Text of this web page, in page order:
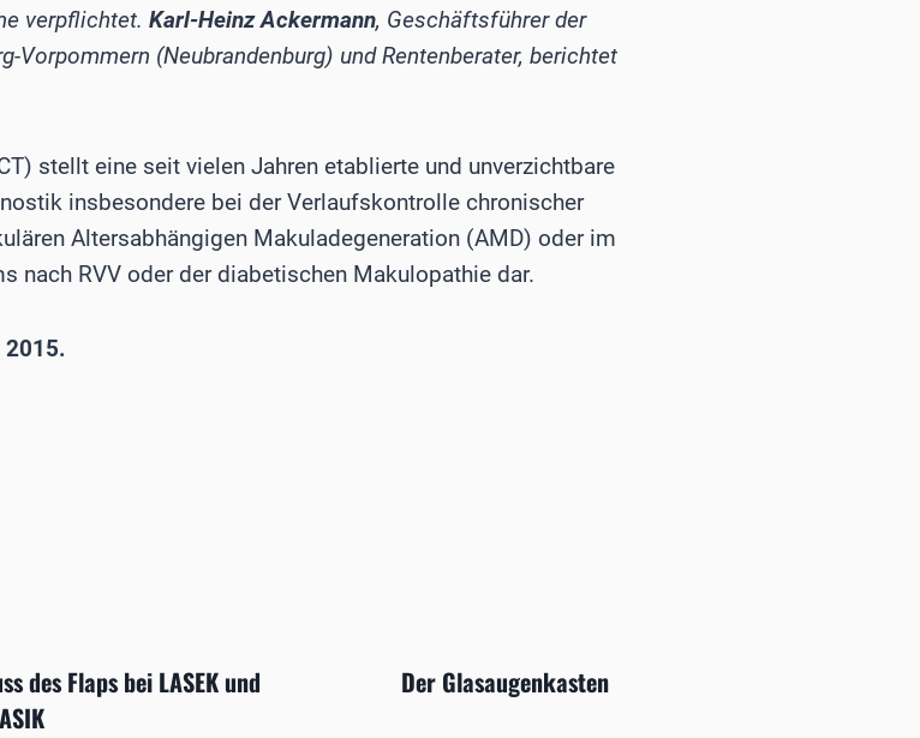
verpflichtet. Karl-Heinz Ackermann, Geschäftsführer der
Vorpommern (Neubrandenburg) und Rentenberater, berichtet
stellt eine seit vielen Jahren etablierte und unverzichtbare
insbesondere bei der Verlaufskontrolle chronischer
Altersabhängigen Makuladegeneration (AMD) oder im
nach RVV oder der diabetischen Makulopathie dar.
2015.
des Flaps bei LASEK und
Der Glasaugenkasten